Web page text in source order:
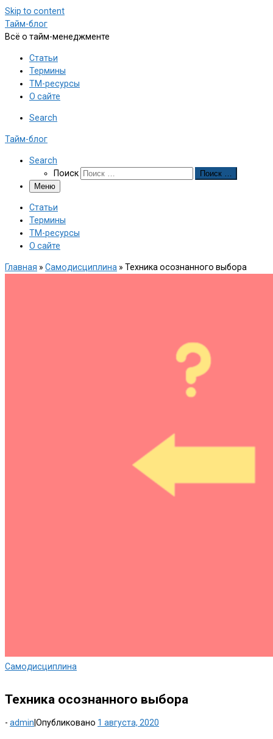
Skip to content
Тайм-блог
Всё о тайм-менеджменте
Статьи
Термины
ТМ-ресурсы
О сайте
Search
Тайм-блог
Search
Поиск
Поиск …
Меню
Статьи
Термины
ТМ-ресурсы
О сайте
Главная » Самодисциплина » Техника осознанного выбора
Самодисциплина
Техника осознанного выбора
- admin Опубликовано 1 августа, 2020